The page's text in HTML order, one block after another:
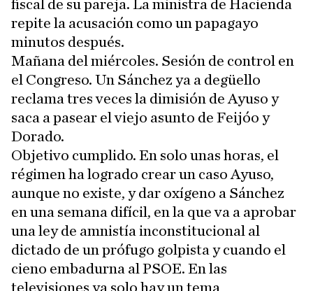
fiscal de su pareja. La ministra de Hacienda
repite la acusación como un papagayo
minutos después.
Mañana del miércoles. Sesión de control en
el Congreso. Un Sánchez ya a degüello
reclama tres veces la dimisión de Ayuso y
saca a pasear el viejo asunto de Feijóo y
Dorado.
Objetivo cumplido. En solo unas horas, el
régimen ha logrado crear un caso Ayuso,
aunque no existe, y dar oxígeno a Sánchez
en una semana difícil, en la que va a aprobar
una ley de amnistía inconstitucional al
dictado de un prófugo golpista y cuando el
cieno embadurna al PSOE. En las
televisiones ya solo hay un tema